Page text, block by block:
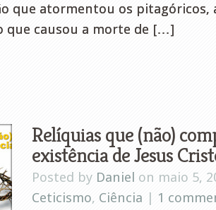
que atormentou os pitagóricos,
que causou a morte de […]
Relíquias que (não)
existência de Jesus
Posted by Daniel on maio 5,
Ceticismo, Ciência | 1